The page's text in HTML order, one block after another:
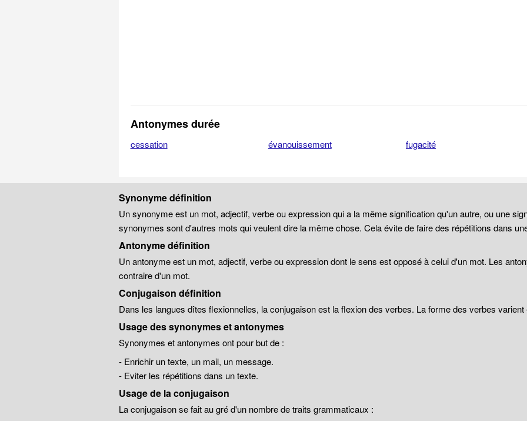
Antonymes durée
cessation évanouissement fugacité
Synonyme définition
Un synonyme est un mot, adjectif, verbe ou expression qui a la même signification qu'un autre, ou une
synonymes sont d'autres mots qui veulent dire la même chose. Cela évite de faire des répétitions dans
Antonyme définition
Un antonyme est un mot, adjectif, verbe ou expression dont le sens est opposé à celui d'un mot. Les
contraire d'un mot.
Conjugaison définition
Dans les langues dîtes flexionnelles, la conjugaison est la flexion des verbes. La forme des verbes
Usage des synonymes et antonymes
Synonymes et antonymes ont pour but de :
- Enrichir un texte, un mail, un message.
- Eviter les répétitions dans un texte.
Usage de la conjugaison
La conjugaison se fait au gré d'un nombre de traits grammaticaux :